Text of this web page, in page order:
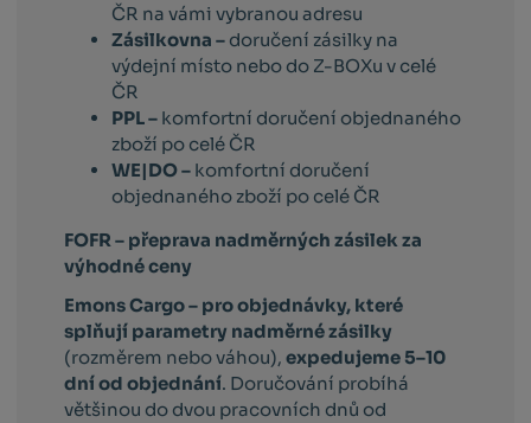
ČR na vámi vybranou adresu
Zásilkovna – doručení zásilky na
výdejní místo nebo do Z-BOXu v celé
ČR
PPL – komfortní doručení objednaného
zboží po celé ČR
WE|DO – komfortní doručení
objednaného zboží po celé ČR
FOFR – přeprava nadměrných zásilek za
výhodné ceny
Emons Cargo – pro objednávky, které
splňují parametry nadměrné zásilky
(rozměrem nebo váhou),expedujeme 5–10
dní od objednání. Doručování probíhá
většinou do dvou pracovních dnů od